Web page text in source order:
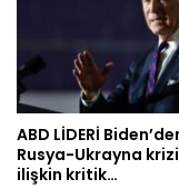
ABD LİDERİ
Rusya-Ukrayna
ilişkin kritik…